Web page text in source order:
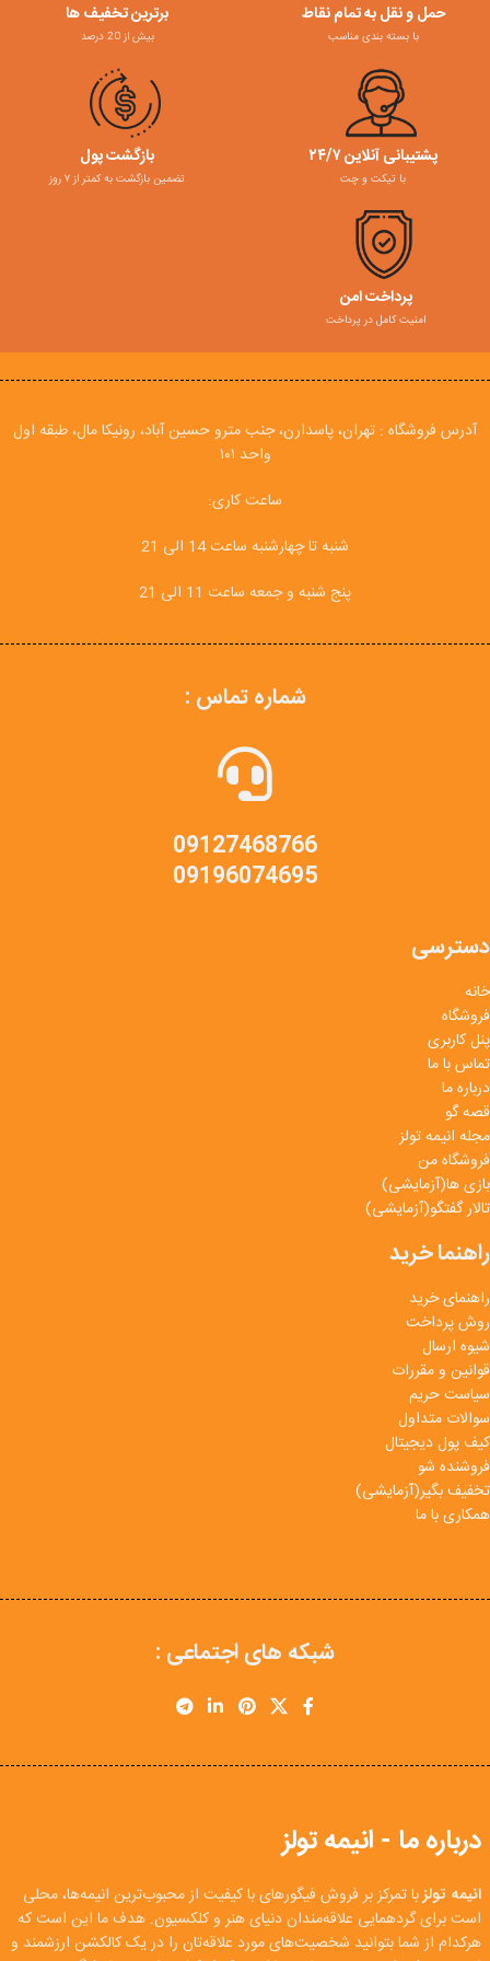
حمل و نقل به تمام نقاط
با بسته بندی مناسب
برترین تخفیف ها
بیش از 20 درصد
پشتیبانی آنلاین ۲۴/۷
با تیکت و چت
بازگشت پول
تضمین بازگشت به کمتر از ۷ روز
پرداخت امن
امنیت کامل در پرداخت
آدرس فروشگاه : تهران، پاسدارن، جنب مترو حسین آباد، رونیکا مال، طبقه اول
واحد ۱۰۱
ساعت کاری:
شنبه تا چهارشنبه ساعت 14 الی 21
پنج شنبه و جمعه ساعت 11 الی 21
شماره تماس :
09127468766
09196074695
دسترسی
خانه
فروشگاه
پنل کاربری
تماس با ما
درباره ما
قصه گو
مجله انیمه تولز
فروشگاه من
بازی ها(آزمایشی)
تالار گفتگو(آزمایشی)
راهنما خرید
راهنمای خرید
روش پرداخت
شیوه ارسال
قوانین و مقررات
سیاست حریم
سوالات متداول
کیف پول دیجیتال
فروشنده شو
تخفیف بگیر(آزمایشی)
همکاری با ما
شبکه های اجتماعی :
درباره ما - انیمه تولز
انیمه تولزبا تمرکز بر فروش فیگورهای با کیفیت از محبوب‌ترین انیمه‌ها، محلی
است برای گردهمایی علاقه‌مندان دنیای هنر و کلکسیون. هدف ما این است که
هرکدام از شما بتوانید شخصیت‌های مورد علاقه‌تان را در یک کالکشن ارزشمند و